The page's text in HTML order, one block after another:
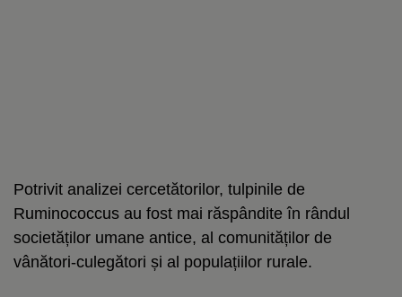
Potrivit analizei cercetătorilor, tulpinile de
Ruminococcus au fost mai răspândite în rândul
societăților umane antice, al comunităților de
vânători-culegători și al populațiilor rurale.